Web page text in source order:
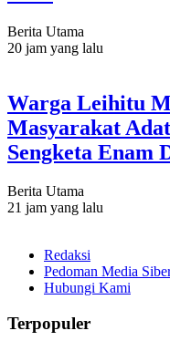
Berita Utama
20 jam yang lalu
Warga Leihitu
Masyarakat
Sengketa Enam
Berita Utama
21 jam yang lalu
Redaksi
Pedoman Media
Hubungi Kami
Terpopuler